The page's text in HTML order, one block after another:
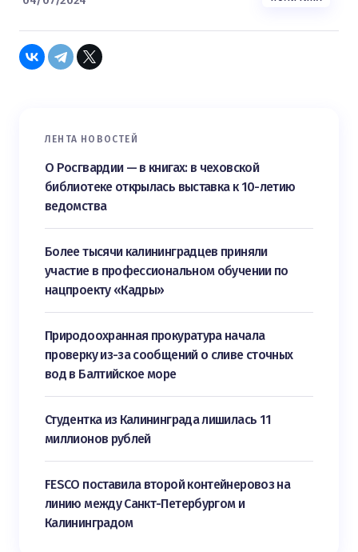
ЛЕНТА НОВОСТЕЙ
О Росгвардии — в книгах: в чеховской
библиотеке открылась выставка к 10-летию
ведомства
Более тысячи калининградцев приняли
участие в профессиональном обучении по
нацпроекту «Кадры»
Природоохранная прокуратура начала
проверку из-за сообщений о сливе сточных
вод в Балтийское море
Студентка из Калининграда лишилась 11
миллионов рублей
FESCO поставила второй контейнеровоз на
линию между Санкт-Петербургом и
Калининградом